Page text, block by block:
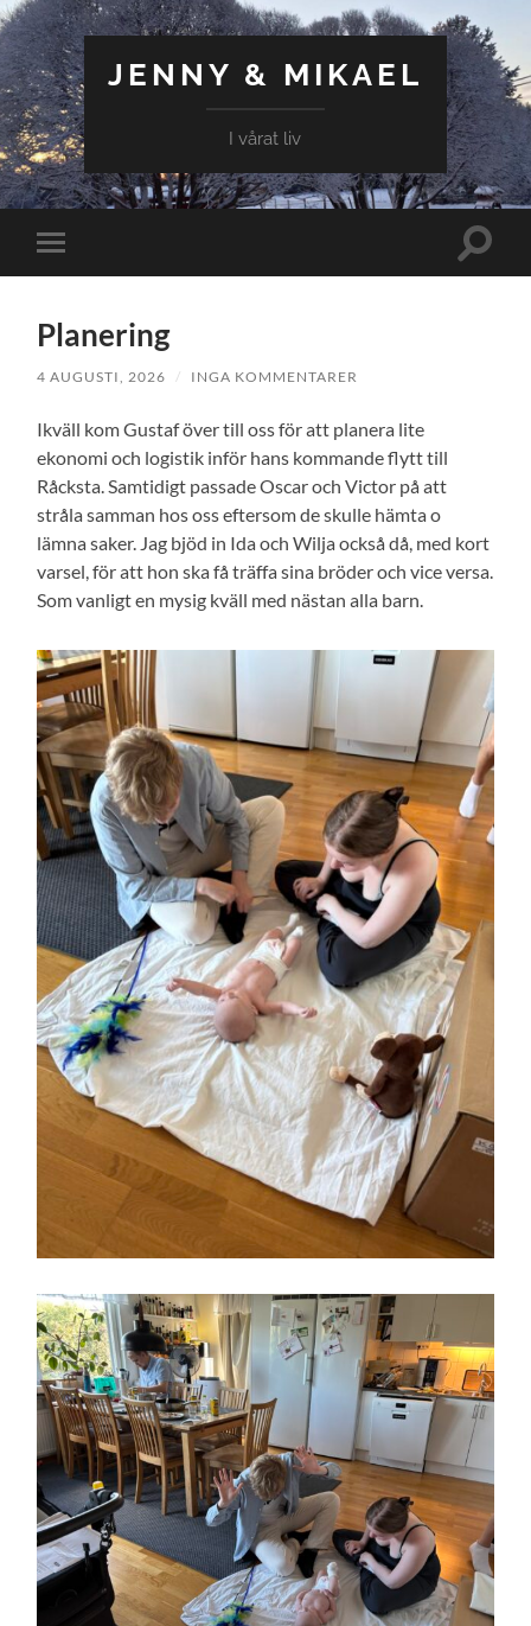
JENNY & MIKAEL
I vårat liv
Slå
på/av
Slå
Planering
4 AUGUSTI, 2026 / INGA KOMMENTARER
Ikväll kom Gustaf över till oss för att planera lite
ekonomi och logistik inför hans kommande flytt till
Råcksta. Samtidigt passade Oscar och Victor på att
stråla samman hos oss eftersom de skulle hämta o
lämna saker. Jag bjöd in Ida och Wilja också då, med kort
varsel, för att hon ska få träffa sina bröder och vice versa.
Som vanligt en mysig kväll med nästan alla barn.